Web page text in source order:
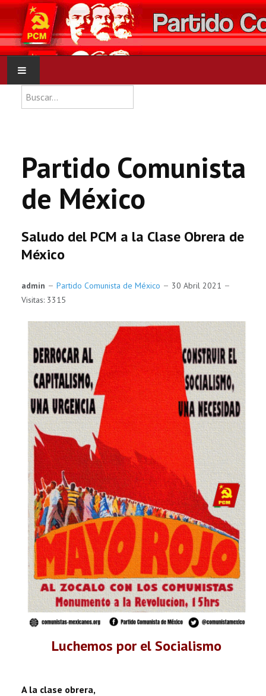
INICIO
NOTICIAS
DOCUMENTOS
Buscar
Partido Comunista
de México
Saludo del PCM a la Clase Obrera de
México
admin Partido Comunista de México
30 Abril 2021
Visitas: 3315
Luchemos por el Socialismo
A la clase obrera,